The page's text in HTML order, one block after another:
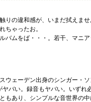
りの違和感が、いまだ拭えませ
ちゃったお。
バムをば・・・。若干、マニア
ウェーデン出身のシンガー・ソ
バい。録音もヤバい。いずれ
もあり、シンプルな音世界の